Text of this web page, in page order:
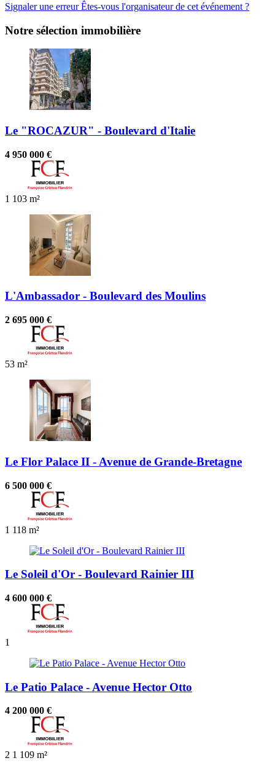
Signaler une erreurÊtes-vous l'organisateur de cet événement ?
Notre sélection immobilière
Le "ROCAZUR" - Boulevard d'Italie
4 950 000 €
1 103 m²
L'Ambassador - Boulevard des Moulins
2 695 000 €
53 m²
Le Flor Palace II - Avenue de Grande-Bretagne
6 500 000 €
1 118 m²
Le Soleil d'Or - Boulevard Rainier III
4 600 000 €
1
Le Patio Palace - Avenue Hector Otto
4 200 000 €
2 1 109 m²